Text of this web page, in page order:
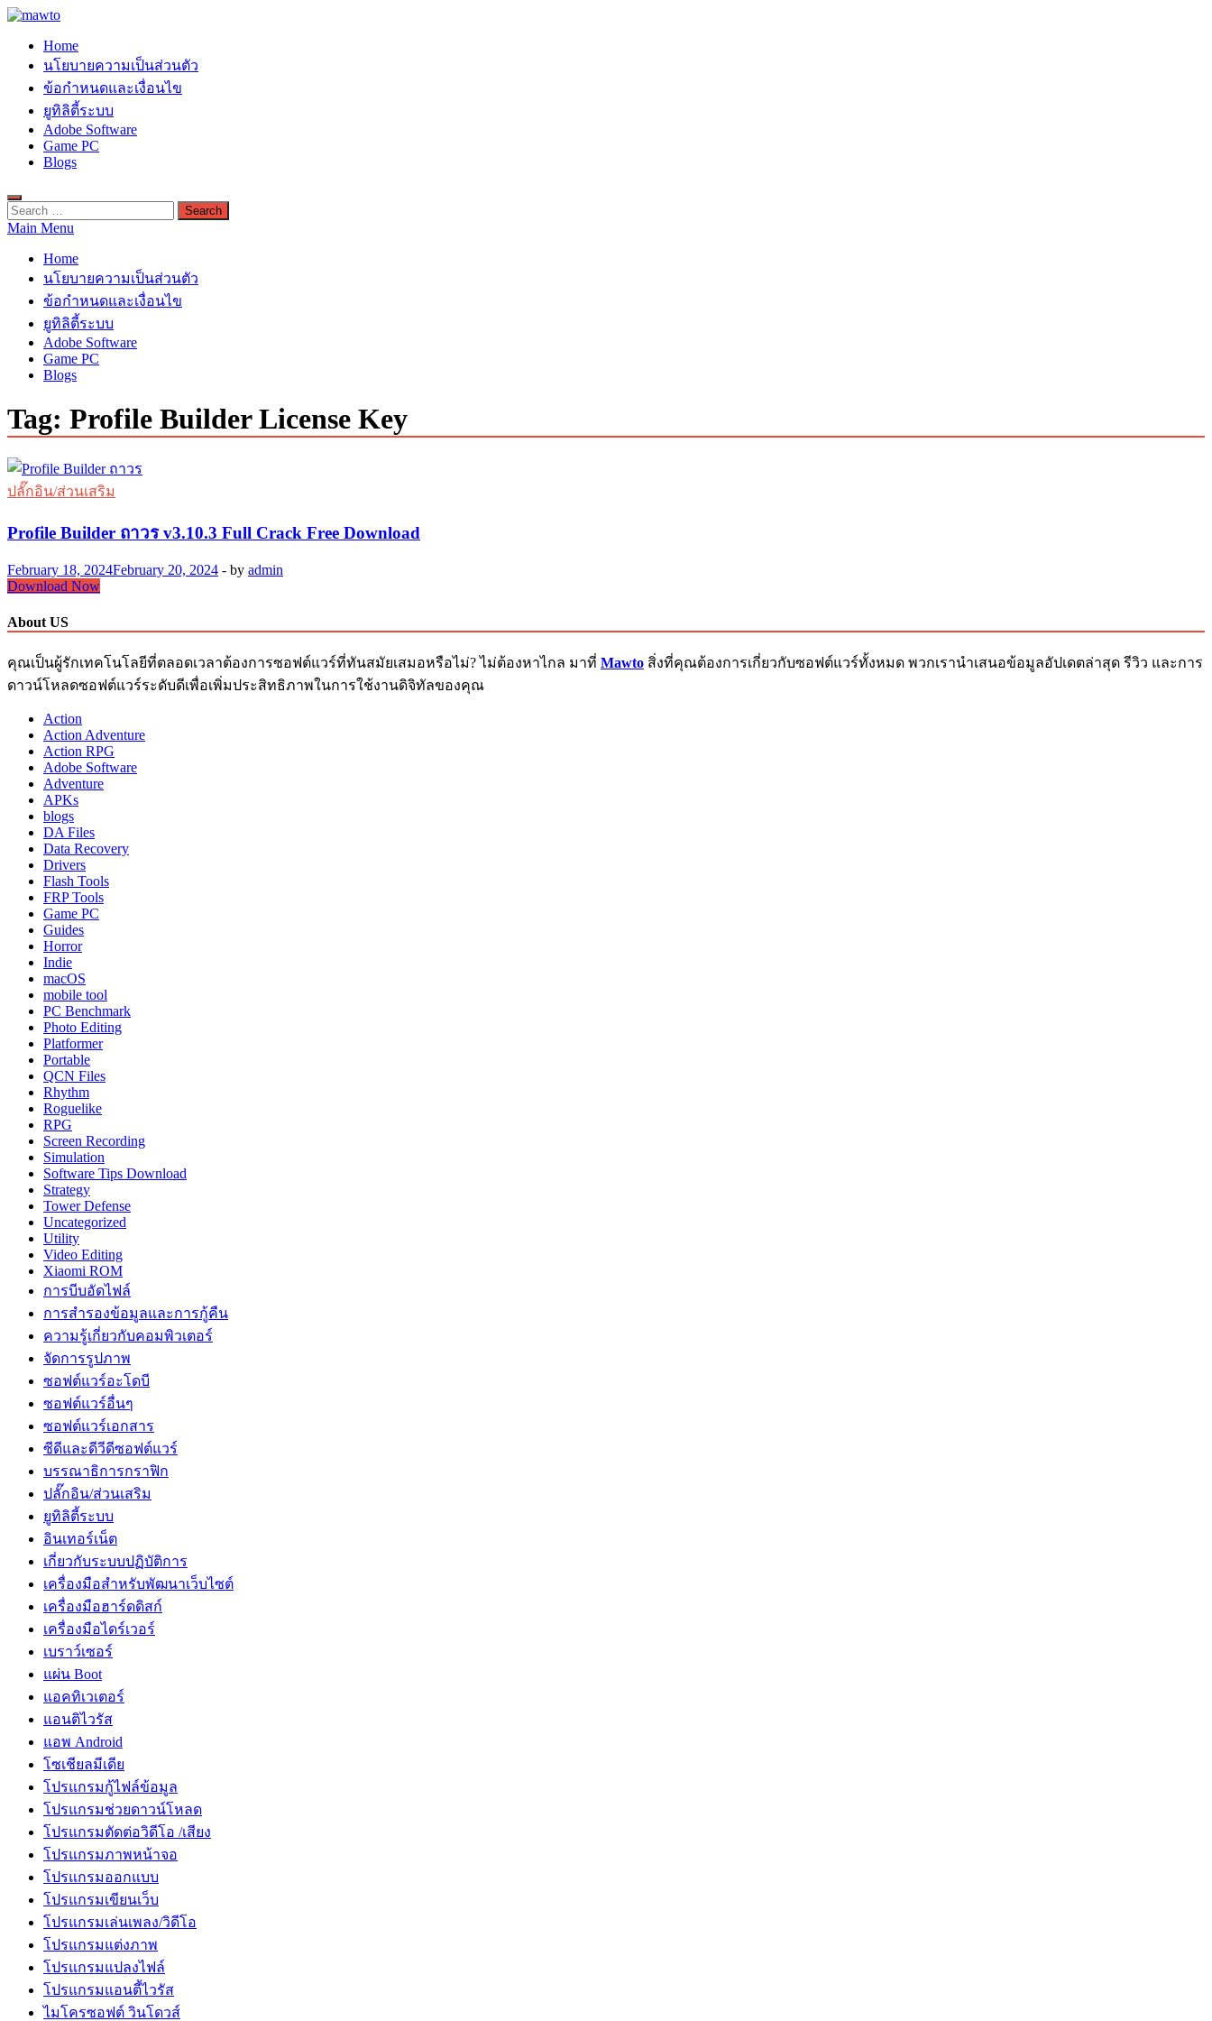
Skip
content
MAWTO
ดาวน์โหลดโปรแกรมฟรี ตัวเต็มถาวร ใหม่ 2023 ไม่ครอบลิงค์
Home
นโยบายความเป็นส่วนตัว
ข้อกำหนดและเงื่อนไข
ยูทิลิตี้ระบบ
Adobe Software
Game PC
Blogs
Search
for:
Main Menu
Home
นโยบายความเป็นส่วนตัว
ข้อกำหนดและเงื่อนไข
ยูทิลิตี้ระบบ
Adobe Software
Game PC
Blogs
Tag: Profile Builder License Key
ปลั๊กอิน/ส่วนเสริม
Profile Builder ถาวร v3.10.3 Full Crack Free Download
February 18, 2024February 20, 2024 - by admin
Profile
ถาวร
Full
Crack
Free
Download Now
About US
คุณเป็นผู้รักเทคโนโลยีที่ตลอดเวลาต้องการซอฟต์แวร์ที่ทันสมัยเสมอหรือไม่? ไม่ต้องหาไกล มาที่ Mawto สิ่งที่คุณต้องการเกี่ยวกับซอฟต์แวร์ทั้งหมด พวกเรานำเสนอข้อมูลอัปเดตล่าสุด รีวิว และการ
ดาวน์โหลดซอฟต์แวร์ระดับดีเพื่อเพิ่มประสิทธิภาพในการใช้งานดิจิทัลของคุณ
Action
Action Adventure
Action RPG
Adobe Software
Adventure
APKs
blogs
DA Files
Data Recovery
Drivers
Flash Tools
FRP Tools
Game PC
Guides
Horror
Indie
macOS
mobile tool
PC Benchmark
Photo Editing
Platformer
Portable
QCN Files
Rhythm
Roguelike
RPG
Screen Recording
Simulation
Software Tips Download
Strategy
Tower Defense
Uncategorized
Utility
Video Editing
Xiaomi ROM
การบีบอัดไฟล์
การสำรองข้อมูลและการกู้คืน
ความรู้เกี่ยวกับคอมพิวเตอร์
จัดการรูปภาพ
ซอฟต์แวร์อะโดบี
ซอฟต์แวร์อื่นๆ
ซอฟต์แวร์เอกสาร
ซีดีและดีวีดีซอฟต์แวร์
บรรณาธิการกราฟิก
ปลั๊กอิน/ส่วนเสริม
ยูทิลิตี้ระบบ
อินเทอร์เน็ต
เกี่ยวกับระบบปฏิบัติการ
เครื่องมือสำหรับพัฒนาเว็บไซต์
เครื่องมือฮาร์ดดิสก์
เครื่องมือไดร์เวอร์
เบราว์เซอร์
แผ่น Boot
แอคทิเวเตอร์
แอนติไวรัส
แอพ Android
โซเชียลมีเดีย
โปรแกรมกู้ไฟล์ข้อมูล
โปรแกรมช่วยดาวน์โหลด
โปรแกรมตัดต่อวิดีโอ /เสียง
โปรแกรมภาพหน้าจอ
โปรแกรมออกแบบ
โปรแกรมเขียนเว็บ
โปรแกรมเล่นเพลง/วิดีโอ
โปรแกรมแต่งภาพ
โปรแกรมแปลงไฟล์
โปรแกรมแอนตี้ไวรัส
ไมโครซอฟต์ วินโดวส์